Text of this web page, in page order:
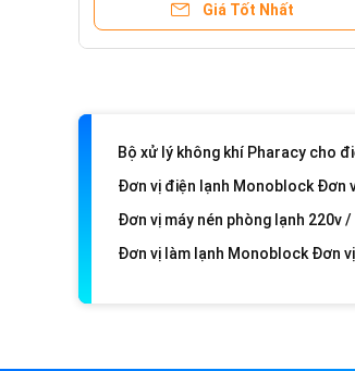
Giá Tốt Nhất